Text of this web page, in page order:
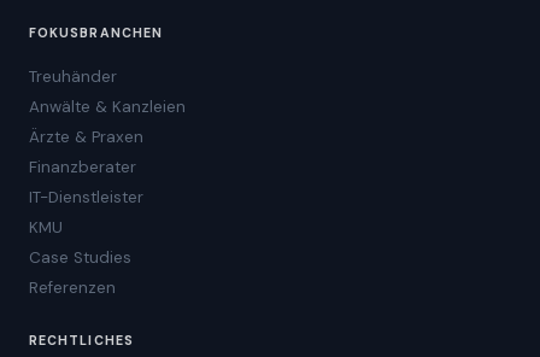
FOKUSBRANCHEN
Treuhänder
Anwälte & Kanzleien
Ärzte & Praxen
Finanzberater
IT-Dienstleister
KMU
Case Studies
Referenzen
RECHTLICHES